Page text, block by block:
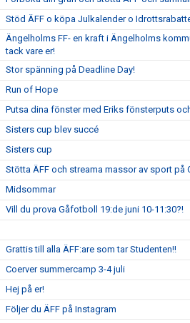
Stöd ÄFF o köpa Julkalender o
Ängelholms FF- en kraft i Ängelholms
tack vare er!
Stor spänning på Deadline Day!
Run of Hope
Putsa dina fönster med Eriks fönsterputs
Sisters cup blev succé
Sisters cup
Stötta ÄFF och streama massor av sport på
Midsommar
Vill du prova Gåfotboll 19:de juni 10-11:30?!
Grattis till alla ÄFF:are som tar Studenten!!
Coerver summercamp 3-4 juli
Hej på er!
Följer du ÄFF på Instagram